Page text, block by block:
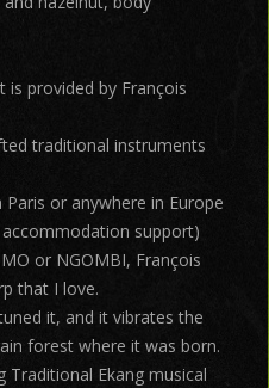
is provided by François
traditional instruments
or anywhere in Europe
support)
or NGOMBI, François
that I love.
it, and it vibrates the
forest where it was born.
Traditional Ekang musical